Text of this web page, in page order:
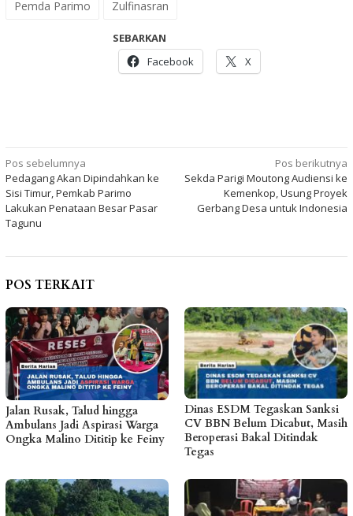
Pemda Parimo
Zulfinasran
SEBARKAN
Facebook
X
Navigasi
pos
Pos sebelumnya
Pedagang Akan Dipindahkan ke
Sisi Timur, Pemkab Parimo
Lakukan Penataan Besar Pasar
Tagunu
Pos berikutnya
Sekda Parigi Moutong Audiensi ke
Kemenkop, Usung Proyek
Gerbang Desa untuk Indonesia
POS TERKAIT
Jalan Rusak, Talud hingga
Ambulans Jadi Aspirasi Warga
Ongka Malino Dititip ke Feiny
Dinas ESDM Tegaskan Sanksi
CV BBN Belum Dicabut, Masih
Beroperasi Bakal Ditindak
Tegas